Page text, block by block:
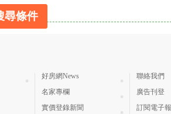
尋條件
好房網News
名家專欄
實價登錄新聞
聯絡我們
廣告刊登
訂閱電子報